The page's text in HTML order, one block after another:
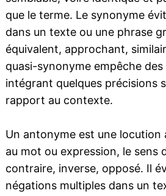
que le terme. Le synonyme
dans un texte ou une phrase
équivalent, approchant,
quasi-synonyme empêche
intégrant quelques précisions
rapport au contexte.
Un antonyme est une locution
au mot ou expression, le sens
contraire, inverse, opposé. Il
négations multiples dans un